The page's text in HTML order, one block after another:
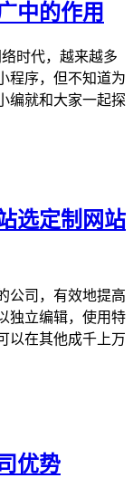
中的作用
时代，越来越多
程序，但不知道为
编就和大家一起探
选定制网站
公司，有效地提高
独立编辑，使用特
以在其他成千上万
优势